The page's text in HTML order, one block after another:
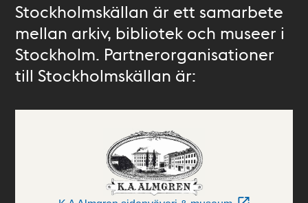
Stockholmskällan är ett samarbete
mellan arkiv, bibliotek och museer i
Stockholm. Partnerorganisationer
till Stockholmskällan är: